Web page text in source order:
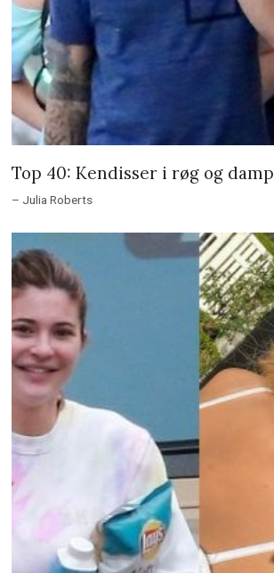
Top 40: Kendisser i røg og damp
– Julia Roberts